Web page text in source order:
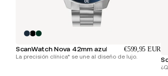
ScanWatch Nova 42mm azul €599,95 EUR
La precisión clínica* se une al diseño de lujo.